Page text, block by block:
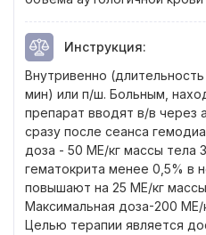
Инструкция:
Внутривенно
мин) или п/ш. Больным,
препарат вводят в/в через
сразу после сеанса
доза - 50 МЕ/кг массы тела
гематокрита менее 0,5% в
повышают на 25 МЕ/кг
Максимальная доза-200 МЕ/
Целью терапии является